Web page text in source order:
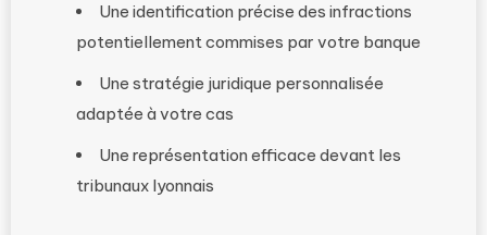
Une identification précise des infractions
potentiellement commises par votre banque
Une stratégie juridique personnalisée
adaptée à votre cas
Une représentation efficace devant les
tribunaux lyonnais